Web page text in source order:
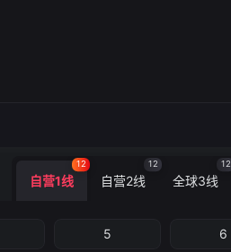
自营1线
12
自营2线
12
全球3线
12
5 6